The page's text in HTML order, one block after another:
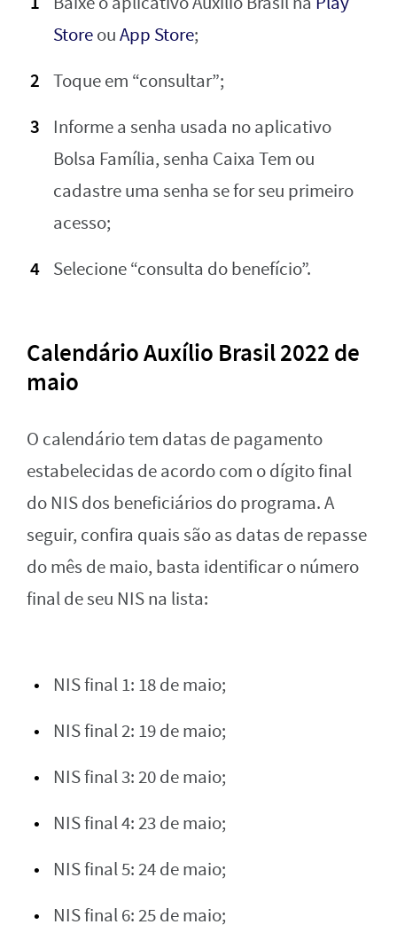
StoreouApp Store;
Toque em “consultar”;
Informe a senha usada no aplicativo
Bolsa Família, senha Caixa Tem ou
cadastre uma senha se for seu primeiro
acesso;
Selecione “consulta do benefício”.
Calendário Auxílio Brasil 2022 de
maio
O calendário tem datas de pagamento
estabelecidas de acordo com o dígito final
do NIS dos beneficiários do programa. A
seguir, confira quais são as datas de repasse
do mês de maio, basta identificar o número
final de seu NIS na lista:
NIS final 1: 18 de maio;
NIS final 2: 19 de maio;
NIS final 3: 20 de maio;
NIS final 4: 23 de maio;
NIS final 5: 24 de maio;
NIS final 6: 25 de maio;